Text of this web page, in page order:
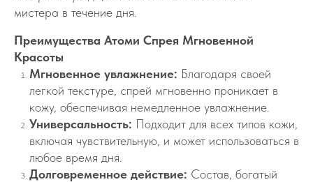
мистера в течение дня.
Преимущества Атоми Спрея Мгновенной
Красоты
Мгновенное увлажнение: Благодаря своей
легкой текстуре, спрей мгновенно проникает в
кожу, обеспечивая немедленное увлажнение.
Универсальность: Подходит для всех типов кожи,
включая чувствительную, и может использоваться в
любое время дня.
Долговременное действие: Состав, богатый